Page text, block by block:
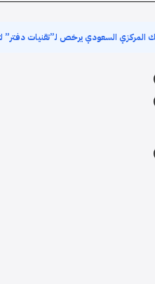
المركزي السعودي يرخص لـ”تقنيات